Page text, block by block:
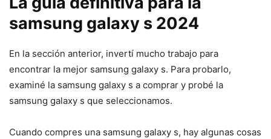
samsung galaxy s 2024
En la sección anterior, invertí mucho trabajo para
encontrar la mejor samsung galaxy s. Para probarlo,
examiné la samsung galaxy s a comprar y probé la
samsung galaxy s que seleccionamos.
Cuando compres una samsung galaxy s, hay algunas cosas